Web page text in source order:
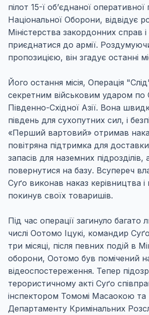
пілот 15-ї об’єднаної оперативної
Національної Оборони, відвідує
Міністерства закордонних справ
приєднатися до армії.
пропозицією, він згадує останні
Його остання місія, Операція
секретним військовим ударом по
Південно-Східної Азії. Вона
південь для сухопутних сил, і
«Перший вартовий» отримав
повітряна підтримка для
запасів для наземних підрозділів,
повернутися на базу. Всупереч
Суґо виконав наказ керівництва і
покинув своїх товаришів.
Під час операції загинуло
числі Оотомо Іцукі, командир
три місяці, після певних подій в
оборони, Оотомо був помічений
відеоспостереження. Тепер
терористичному акті Суґо
інспектором Томомі Масаокою та
Департаменту Кримінальних